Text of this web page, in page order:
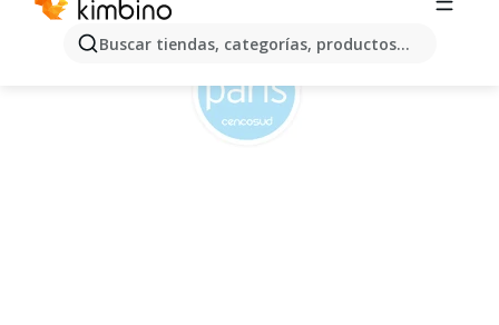
Buscar tiendas, categorías, productos...